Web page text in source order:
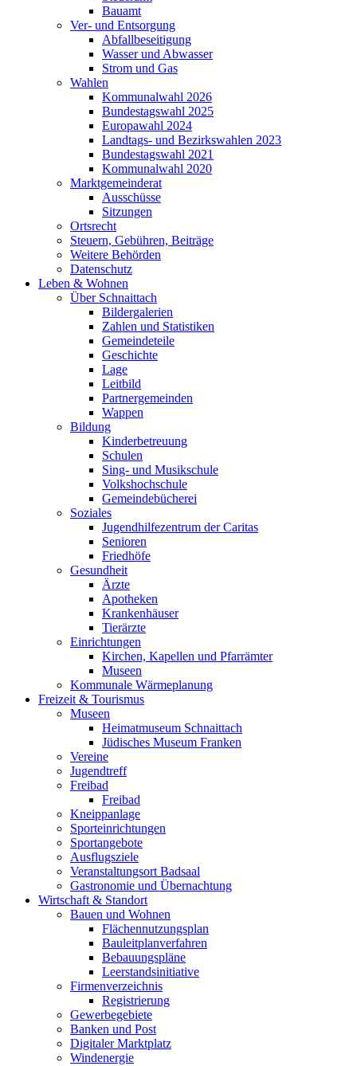
Bauamt
Ver- und Entsorgung
Abfallbeseitigung
Wasser und Abwasser
Strom und Gas
Wahlen
Kommunalwahl 2026
Bundestagswahl 2025
Europawahl 2024
Landtags- und Bezirkswahlen 2023
Bundestagswahl 2021
Kommunalwahl 2020
Marktgemeinderat
Ausschüsse
Sitzungen
Ortsrecht
Steuern, Gebühren, Beiträge
Weitere Behörden
Datenschutz
Leben & Wohnen
Über Schnaittach
Bildergalerien
Zahlen und Statistiken
Gemeindeteile
Geschichte
Lage
Leitbild
Partnergemeinden
Wappen
Bildung
Kinderbetreuung
Schulen
Sing- und Musikschule
Volkshochschule
Gemeindebücherei
Soziales
Jugendhilfezentrum der Caritas
Senioren
Friedhöfe
Gesundheit
Ärzte
Apotheken
Krankenhäuser
Tierärzte
Einrichtungen
Kirchen, Kapellen und Pfarrämter
Museen
Kommunale Wärmeplanung
Freizeit & Tourismus
Museen
Heimatmuseum Schnaittach
Jüdisches Museum Franken
Vereine
Jugendtreff
Freibad
Freibad
Kneippanlage
Sporteinrichtungen
Sportangebote
Ausflugsziele
Veranstaltungsort Badsaal
Gastronomie und Übernachtung
Wirtschaft & Standort
Bauen und Wohnen
Flächennutzungsplan
Bauleitplanverfahren
Bebauungspläne
Leerstandsinitiative
Firmenverzeichnis
Registrierung
Gewerbegebiete
Banken und Post
Digitaler Marktplatz
Windenergie